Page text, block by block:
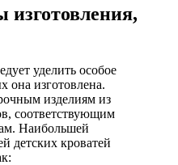
уделить особое
она изготовлена.
изделиям из
соответствующим
Наибольшей
детских кроватей